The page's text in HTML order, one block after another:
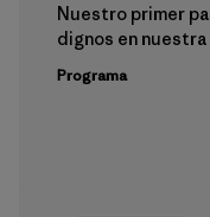
Nuestro primer
dignos en
Programa